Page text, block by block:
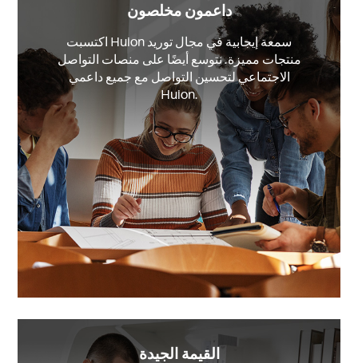
داعمون مخلصون
اكتسبت Huion سمعة إيجابية في مجال توريد
منتجات مميزة. نتوسع أيضًا على منصات التواصل
الاجتماعي لتحسين التواصل مع جميع داعمي
Huion.
القيمة الجيدة